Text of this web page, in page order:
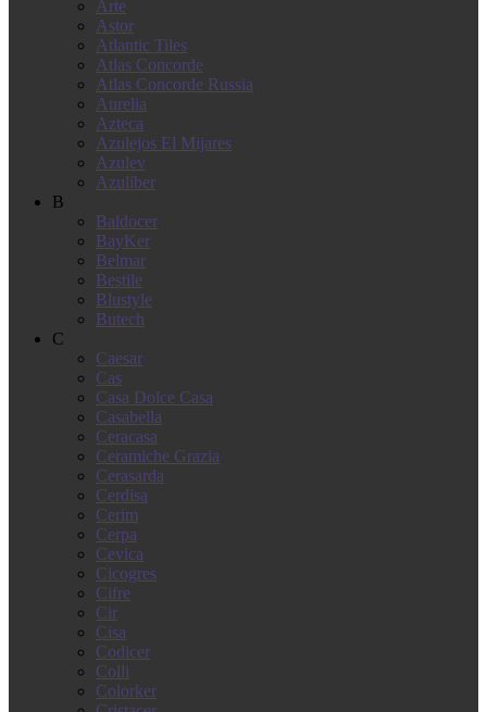
Arte
Astor
Atlantic Tiles
Atlas Concorde
Atlas Concorde Russia
Aurelia
Azteca
Azulejos El Mijares
Azulev
Azuliber
B
Baldocer
BayKer
Belmar
Bestile
Blustyle
Butech
C
Caesar
Cas
Casa Dolce Casa
Casabella
Ceracasa
Ceramiche Grazia
Cerasarda
Cerdisa
Cerim
Cerpa
Cevica
Cicogres
Cifre
Cir
Cisa
Codicer
Colli
Colorker